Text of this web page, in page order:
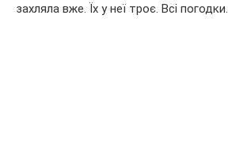
захляла вже. Їх у неї троє. Всі погодки.